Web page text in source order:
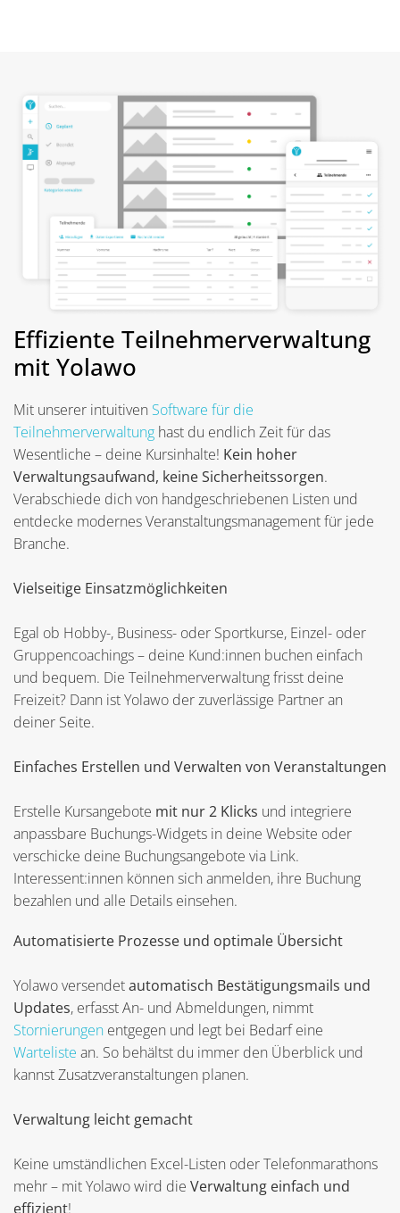
Effiziente Teilnehmerverwaltung
mit Yolawo
Mit unserer intuitiven Software für die
Teilnehmerverwaltung hast du endlich Zeit für das
Wesentliche – deine Kursinhalte! Kein hoher
Verwaltungsaufwand, keine Sicherheitssorgen.
Verabschiede dich von handgeschriebenen Listen und
entdecke modernes Veranstaltungsmanagement für jede
Branche.
Vielseitige Einsatzmöglichkeiten
Egal ob Hobby-, Business- oder Sportkurse, Einzel- oder
Gruppencoachings – deine Kund:innen buchen einfach
und bequem. Die Teilnehmerverwaltung frisst deine
Freizeit? Dann ist Yolawo der zuverlässige Partner an
deiner Seite.
Einfaches Erstellen und Verwalten von Veranstaltungen
Erstelle Kursangebote mit nur 2 Klicks und integriere
anpassbare Buchungs-Widgets in deine Website oder
verschicke deine Buchungsangebote via Link.
Interessent:innen können sich anmelden, ihre Buchung
bezahlen und alle Details einsehen.
Automatisierte Prozesse und optimale Übersicht
Yolawo versendetautomatisch Bestätigungsmails und
Updates, erfasst An- und Abmeldungen, nimmt
Stornierungen entgegen und legt bei Bedarf eine
Warteliste an. So behältst du immer den Überblick und
kannst Zusatzveranstaltungen planen.
Verwaltung leicht gemacht
Keine umständlichen Excel-Listen oder Telefonmarathons
mehr – mit Yolawo wird die Verwaltung einfach und
effizient!